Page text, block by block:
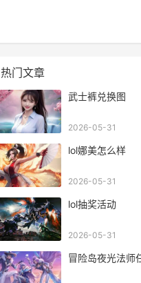
热门文章
武士裤兑换图
2026-05-31
lol娜美怎么样
2026-05-31
lol抽奖活动
2026-05-31
冒险岛夜光法师